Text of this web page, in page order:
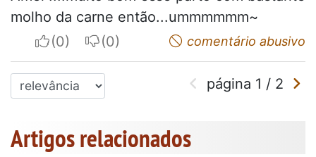
molho da carne então...ummmmmm~
I apreciateI do not appreciatecomentário abusivo
página 1 / 2
Artigos relacionados